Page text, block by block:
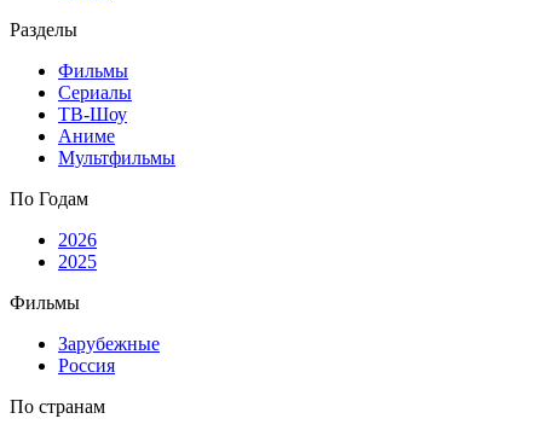
Разделы
Фильмы
Сериалы
ТВ-Шоу
Аниме
Мультфильмы
По Годам
2026
2025
Фильмы
Зарубежные
Россия
По странам